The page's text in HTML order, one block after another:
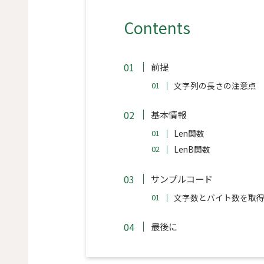
Contents
前提
文字列の長さの注意点
基本情報
Len関数
LenB関数
サンプルコード
文字数とバイト数を取
最後に